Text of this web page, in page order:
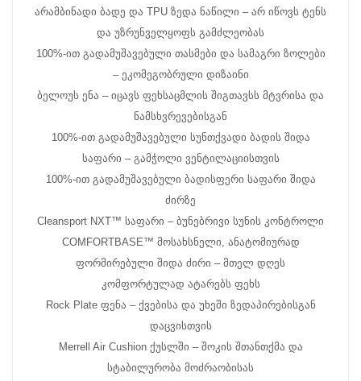
არამბინადი ბადე და TPU ზედა ნაწილი – არ იწოვს ტენს
და უზრუნველყოფს გამძლეობას
100%-ით გადამუშავებული თასმები და სამაგრი ზოლები
– ეკომეგობრული დიზაინი
ბელოუს ენა – იცავს ფეხსაცმლის შიგთავსს მტვრისა და
ნამსხვრევებისგან
100%-ით გადამუშავებული სუნთქვადი ბადის შიდა
საფარი – გამჭოლი ვენტილაციისთვის
100%-ით გადამუშავებული ბადისფერი საფარი შიდა
ძირზე
Cleansport NXT™ საფარი – ბუნებრივი სუნის კონტროლი
COMFORTBASE™ მოსახსნელი, ანატომიურად
ფორმირებული შიდა ძირი – მთელ დღეს
კომფორტულად ატარებს ფეხს
Rock Plate ფენა – ქვებისა და უხეში ზედაპირებისგან
დაცვისთვის
Merrell Air Cushion ქუსლში – შოკის შთანთქმა და
სტაბილურობა მოძრაობისას